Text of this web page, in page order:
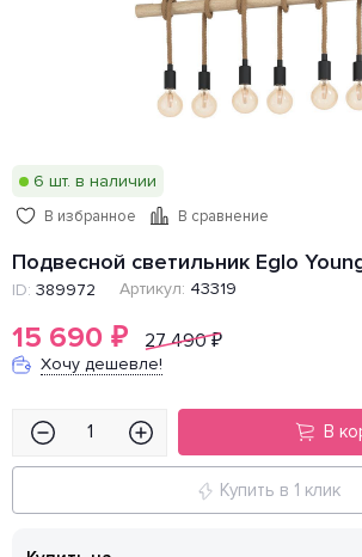
6 шт. в наличии
В избранное В сравнение
Подвесной светильник Eglo
ID: 389972 Артикул: 43319
15 690 ₽ 27 490₽
Хочу дешевле!
В
Купить в 1 клик